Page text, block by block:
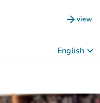
arrow_forward view
(new
English keyboard_arrow_down